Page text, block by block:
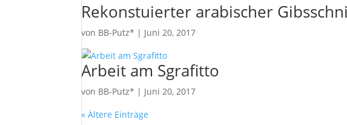
Rekonstuierter arabischer
von BB-Putz* | Juni 20, 2017
Arbeit am Sgrafitto
von BB-Putz* | Juni 20, 2017
« Ältere Einträge